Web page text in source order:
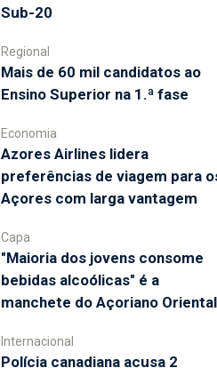
Sub-20
Regional
Mais de 60 mil candidatos ao
Ensino Superior na 1.ª fase
Economia
Azores Airlines lidera
preferências de viagem para
Açores com larga vantagem
Capa
"Maioria dos jovens consome
bebidas alcoólicas" é a
manchete do Açoriano Oriental
Internacional
Polícia canadiana acusa 2